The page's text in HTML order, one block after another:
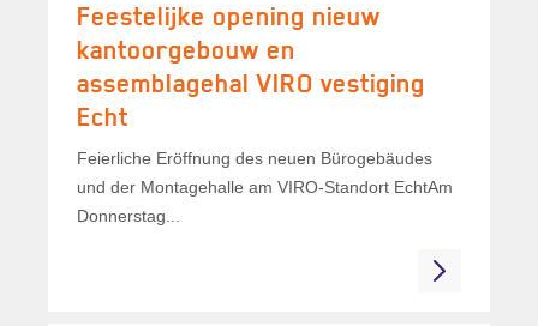
Feestelijke opening nieuw
kantoorgebouw en
assemblagehal VIRO vestiging
Echt
Feierliche Eröffnung des neuen Bürogebäudes
und der Montagehalle am VIRO-Standort EchtAm
Donnerstag...